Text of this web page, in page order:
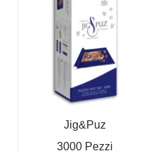
Jig&Puz
3000 Pezzi